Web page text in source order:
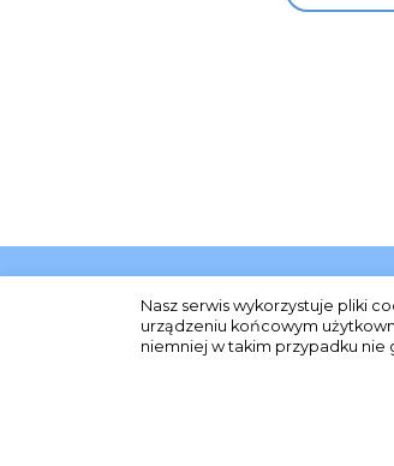
Nasz serwis wykorzystuje pliki
urządzeniu końcowym
niemniej w takim przypadku nie